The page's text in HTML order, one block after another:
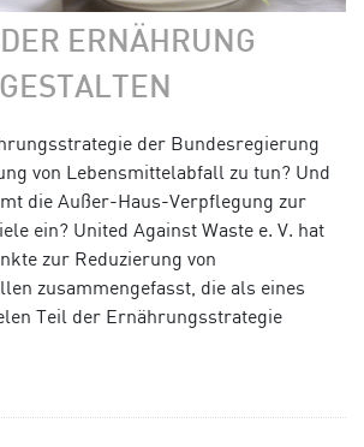
ERNÄHRUNG
der Bundesregierung
von Lebensmittelabfall zu tun? Und
die Außer-Haus-Verpflegung zur
ein? United Against Waste e. V. hat
zur Reduzierung von
zusammengefasst, die als eines
Teil der Ernährungsstrategie